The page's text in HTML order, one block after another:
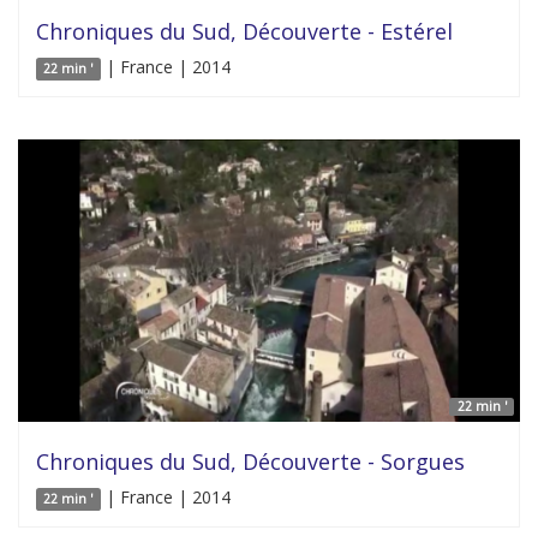
Chroniques du Sud, Découverte - Estérel
22 min ' | France | 2014
22 min '
Chroniques du Sud, Découverte - Sorgues
22 min ' | France | 2014